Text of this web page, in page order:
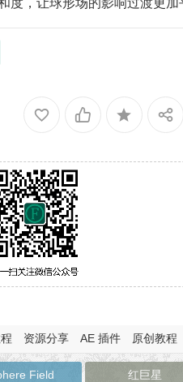
度，让球形场的影响过渡更加
资源分享 AE 插件 原创教程
Field 红巨星